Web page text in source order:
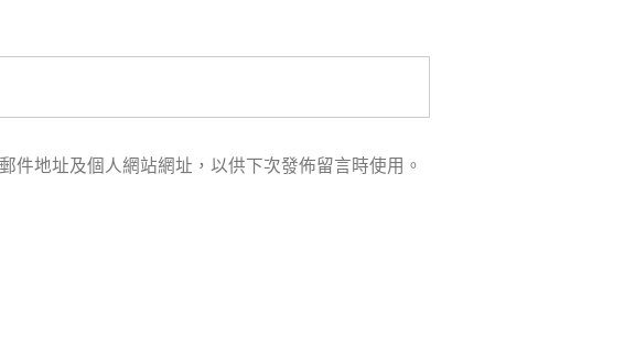
件地址及個人網站網址，以供下次發佈留言時使用。